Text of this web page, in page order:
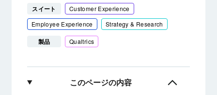
スイート
Customer Experience
Employee Experience
Strategy & Research
製品 Qualtrics
このページの内容